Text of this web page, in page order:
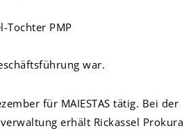
Tochter PMP
war.
für MAIESTAS tätig. Bei der
erhält Rickassel Prokura